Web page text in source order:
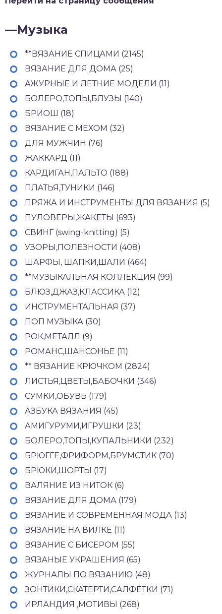
—Музыка
**ВЯЗАНИЕ СПИЦАМИ (2145)
ВЯЗАНИЕ ДЛЯ ДОМА (25)
АЖУРНЫЕ И ЛЕТНИЕ МОДЕЛИ (11)
БОЛЕРО,ТОПЫ,БЛУЗЫ (140)
БРИОШ (18)
ВЯЗАНИЕ С МЕХОМ (32)
ДЛЯ МУЖЧИН (76)
ЖАККАРД (11)
КАРДИГАН,ПАЛЬТО (188)
ПЛАТЬЯ,ТУНИКИ (146)
ПРЯЖА И ИНСТРУМЕНТЫ ДЛЯ ВЯЗАНИЯ (5)
ПУЛОВЕРЫ,ЖАКЕТЫ (693)
СВИНГ (swing-knitting) (5)
УЗОРЫ,ПОЛЕЗНОСТИ (408)
ШАРФЫ, ШАПКИ,ШАЛИ (464)
**МУЗЫКАЛЬНАЯ КОЛЛЕКЦИЯ (99)
БЛЮЗ,ДЖАЗ,КЛАССИКА (12)
ИНСТРУМЕНТАЛЬНАЯ (37)
ПОП МУЗЫКА (30)
РОК,МЕТАЛЛ (9)
РОМАНС,ШАНСОНЬЕ (11)
** ВЯЗАНИЕ КРЮЧКОМ (2824)
ЛИСТЬЯ,ЦВЕТЫ,БАБОЧКИ (346)
СУМКИ,ОБУВЬ (179)
АЗБУКА ВЯЗАНИЯ (45)
АМИГУРУМИ,ИГРУШКИ (23)
БОЛЕРО,ТОПЫ,КУПАЛЬНИКИ (232)
БРЮГГЕ,ФРИФОРМ,БРУМСТИК (70)
БРЮКИ,ШОРТЫ (17)
ВАЛЯНИЕ ИЗ НИТОК (6)
ВЯЗАНИЕ ДЛЯ ДОМА (179)
ВЯЗАНИЕ И СОВРЕМЕННАЯ МОДА (13)
ВЯЗАНИЕ НА ВИЛКЕ (11)
ВЯЗАНИЕ С БИСЕРОМ (55)
ВЯЗАНЫЕ УКРАШЕНИЯ (65)
ЖУРНАЛЫ ПО ВЯЗАНИЮ (48)
ЗОНТИКИ,СКАТЕРТИ,САЛФЕТКИ (71)
ИРЛАНДИЯ ,МОТИВЫ (268)